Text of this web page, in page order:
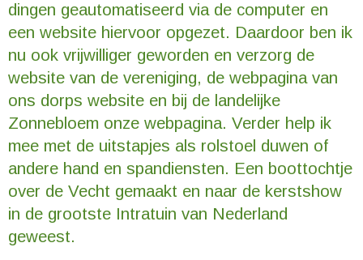
dingen geautomatiseerd via de computer en
een website hiervoor opgezet. Daardoor ben ik
nu ook vrijwilliger geworden en verzorg de
website van de vereniging, de webpagina van
ons dorps website en bij de landelijke
Zonnebloem onze webpagina. Verder help ik
mee met de uitstapjes als rolstoel duwen of
andere hand en spandiensten. Een boottochtje
over de Vecht gemaakt en naar de kerstshow
in de grootste Intratuin van Nederland
geweest.